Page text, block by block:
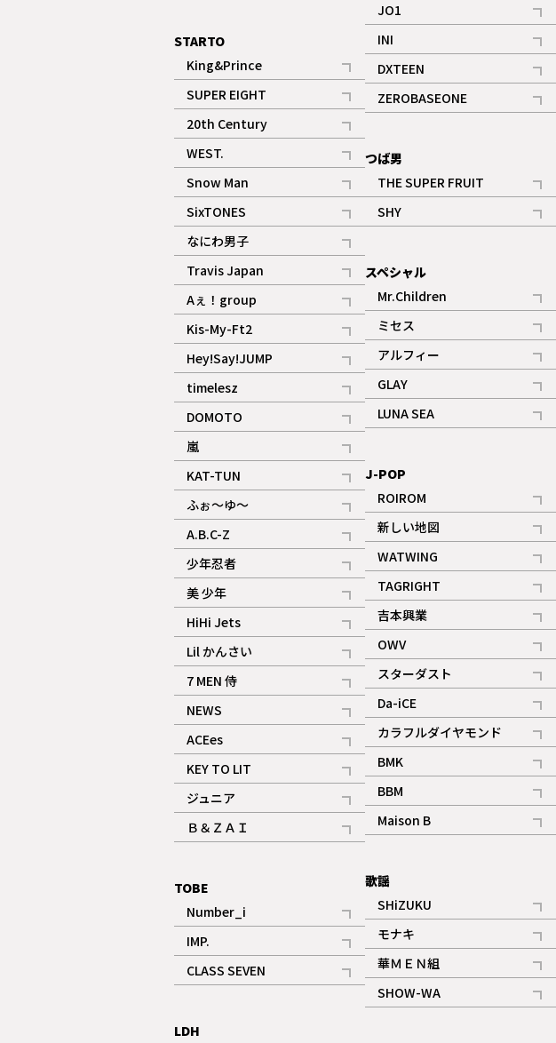
STARTO
King&Prince
記事
SUPER EIGHT
記事
20th Century
記事
WEST.
記事
Snow Man
記事
ギャラリー
SixTONES
記事
ギャラリー
なにわ男子
記事
Travis Japan
記事
Aぇ！group
記事
Kis-My-Ft2
記事
ギャラリー
Hey!Say!JUMP
記事
timelesz
記事
DOMOTO
記事
嵐
記事
KAT-TUN
記事
ふぉ～ゆ～
記事
A.B.C-Z
記事
ギャラリー
少年忍者
記事
美 少年
記事
HiHi Jets
記事
Lil かんさい
記事
7 MEN 侍
記事
NEWS
記事
ACEes
記事
KEY TO LIT
記事
ジュニア
記事
Ｂ＆ＺＡＩ
記事
TOBE
Number_i
記事
IMP.
記事
CLASS SEVEN
記事
LDH
JO1
記事
ギャラリー
INI
記事
ギャラリー
DXTEEN
記事
ギャラリー
ZEROBASEONE
記事
つば男
THE SUPER FRUIT
記事
ギャラリー
SHY
記事
スペシャル
Mr.Children
記事
ミセス
記事
アルフィー
記事
GLAY
記事
LUNA SEA
記事
J-POP
ROIROM
記事
新しい地図
記事
WATWING
記事
TAGRIGHT
記事
吉本興業
記事
OWV
記事
ギャラリー
スターダスト
記事
Da-iCE
記事
カラフルダイヤモンド
記事
BMK
記事
ギャラリー
BBM
記事
ギャラリー
Maison B
記事
歌謡
SHiZUKU
記事
モナキ
記事
華ＭＥＮ組
記事
SHOW-WA
記事